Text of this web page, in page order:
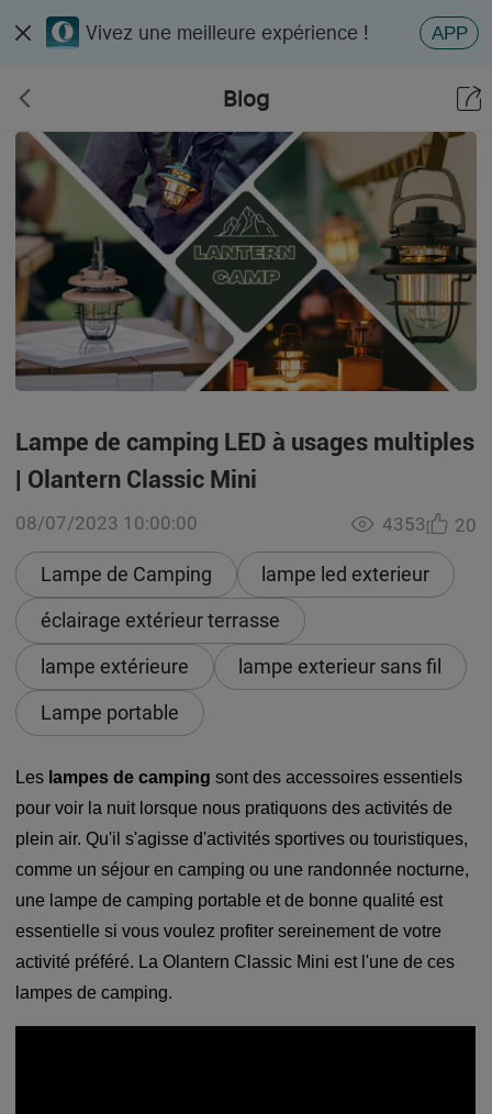
Vivez une meilleure expérience ! APP
Blog
Lampe de camping LED à usages multiples
| Olantern Classic Mini
08/07/2023 10:00:00
Lampe de Camping
lampe led exterieur
éclairage extérieur terrasse
lampe extérieure
lampe exterieur sans fil
Lampe portable
4353 20
Les lampes de campingsont des accessoires essentiels
pour voir la nuit lorsque nous pratiquons des activités de
plein air. Qu'il s'agisse d'activités sportives ou touristiques,
comme un séjour en camping ou une randonnée nocturne,
une lampe de camping portable et de bonne qualité est
essentielle si vous voulez profiter sereinement de votre
activité préféré. La Olantern Classic Mini est l'une deces
lampes de camping.